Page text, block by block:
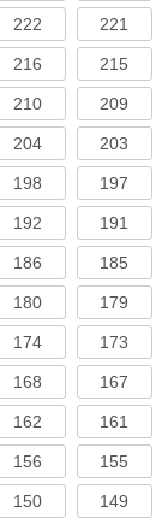
222 221
216 215
210 209
204 203
198 197
192 191
186 185
180 179
174 173
168 167
162 161
156 155
150 149